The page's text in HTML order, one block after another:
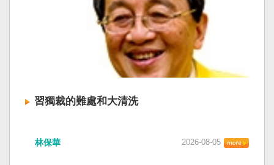
習獨裁的難處和大清洗
林保華 2026-08-05